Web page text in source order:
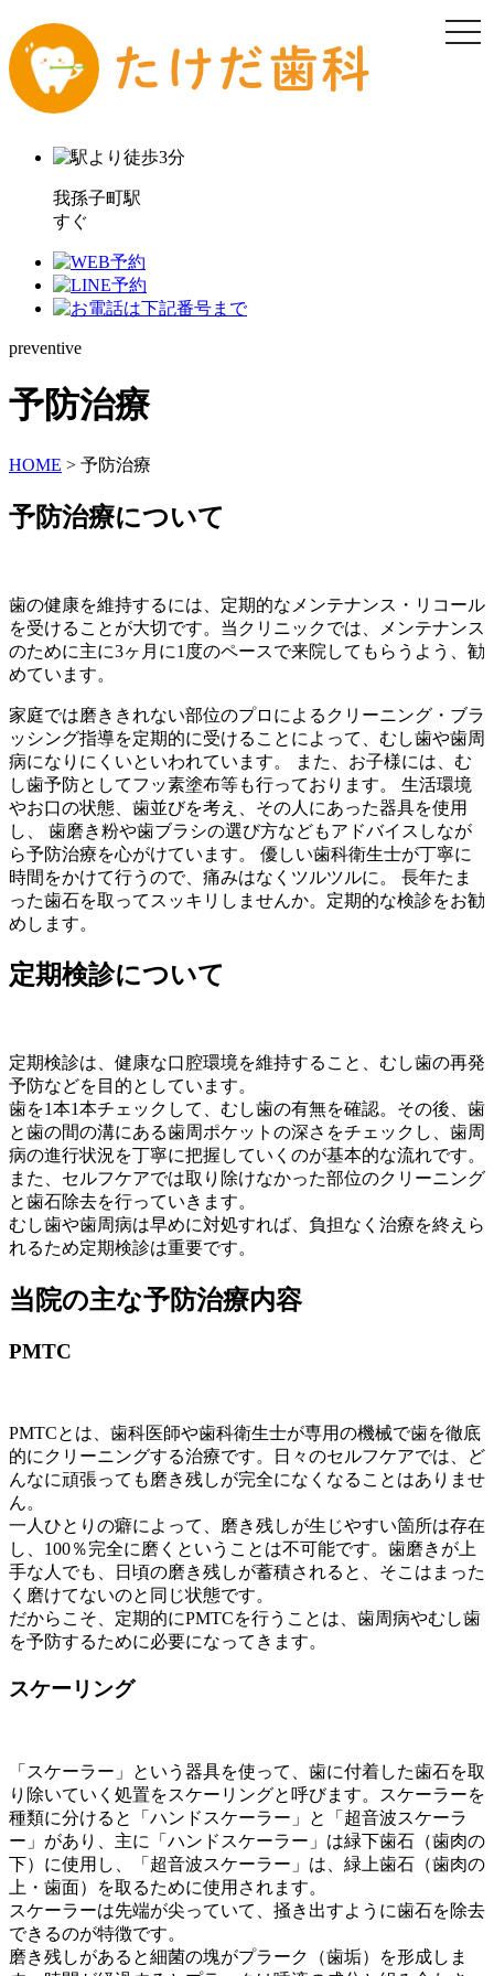
我孫子町駅
すぐ
preventive
予防治療
HOME > 予防治療
予防治療について
歯の健康を維持するには、定期的なメンテナンス・リコール
を受けることが大切です。当クリニックでは、メンテナンス
のために主に3ヶ月に1度のペースで来院してもらうよう、勧
めています。
家庭では磨ききれない部位のプロによるクリーニング・ブラ
ッシング指導を定期的に受けることによって、むし歯や歯周
病になりにくいといわれています。 また、お子様には、む
し歯予防としてフッ素塗布等も行っております。 生活環境
やお口の状態、歯並びを考え、その人にあった器具を使用
し、 歯磨き粉や歯ブラシの選び方などもアドバイスしなが
ら予防治療を心がけています。 優しい歯科衛生士が丁寧に
時間をかけて行うので、痛みはなくツルツルに。 長年たま
った歯石を取ってスッキリしませんか。定期的な検診をお勧
めします。
定期検診について
定期検診は、健康な口腔環境を維持すること、むし歯の再発
予防などを目的としています。
歯を1本1本チェックして、むし歯の有無を確認。その後、歯
と歯の間の溝にある歯周ポケットの深さをチェックし、歯周
病の進行状況を丁寧に把握していくのが基本的な流れです。
また、セルフケアでは取り除けなかった部位のクリーニング
と歯石除去を行っていきます。
むし歯や歯周病は早めに対処すれば、負担なく治療を終えら
れるため定期検診は重要です。
当院の主な予防治療内容
PMTC
PMTCとは、歯科医師や歯科衛生士が専用の機械で歯を徹底
的にクリーニングする治療です。日々のセルフケアでは、ど
んなに頑張っても磨き残しが完全になくなることはありませ
ん。
一人ひとりの癖によって、磨き残しが生じやすい箇所は存在
し、100％完全に磨くということは不可能です。歯磨きが上
手な人でも、日頃の磨き残しが蓄積されると、そこはまった
く磨けてないのと同じ状態です。
だからこそ、定期的にPMTCを行うことは、歯周病やむし歯
を予防するために必要になってきます。
スケーリング
「スケーラー」という器具を使って、歯に付着した歯石を取
り除いていく処置をスケーリングと呼びます。スケーラーを
種類に分けると「ハンドスケーラー」と「超音波スケーラ
ー」があり、主に「ハンドスケーラー」は緑下歯石（歯肉の
下）に使用し、「超音波スケーラー」は、緑上歯石（歯肉の
上・歯面）を取るために使用されます。
スケーラーは先端が尖っていて、掻き出すように歯石を除去
できるのが特徴です。
磨き残しがあると細菌の塊がプラーク（歯垢）を形成しま